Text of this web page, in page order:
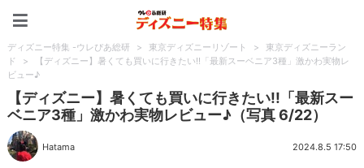
ディズニー特集 -ウレぴあ総研 > 東京ディズニーリゾート >
東京ディズニーラン
ド
>
【ディズニー】暑くても買いに行きたい!!「最新スーベニア3種」激かわ実物レ
ビュー♪
【ディズニー】暑くても買いに行きたい!!「最新スー
ベニア3種」激かわ実物レビュー♪（写真 6/22）
Hatama 2024.8.5 17:50